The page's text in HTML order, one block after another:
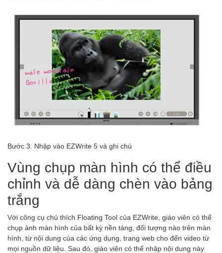
Bước 3. Nhập vào EZWrite 5 và ghi chú
Vùng chụp màn hình có thể điều
chỉnh và dễ dàng chèn vào bảng
trắng
Với công cụ chú thích Floating Tool của EZWrite, giáo viên có thể
chụp ảnh màn hình của bất kỳ nền tảng, đối tượng nào trên màn
hình, từ nội dung của các ứng dụng, trang web cho đến video từ
mọi nguồn dữ liệu. Sau đó, giáo viên có thể nhập nội dung này